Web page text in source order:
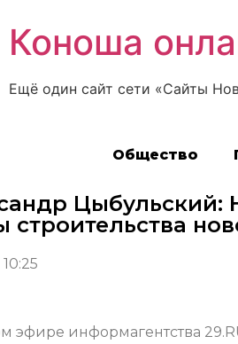
Коноша
Ещё один сайт сети «Сайты
Общество
Цыбульский:
строительства
эфире информагентства